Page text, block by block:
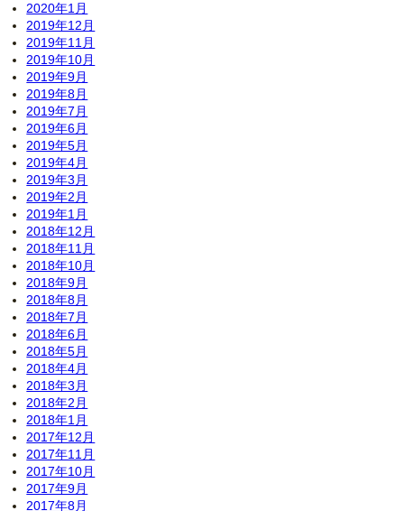
2020年1月
2019年12月
2019年11月
2019年10月
2019年9月
2019年8月
2019年7月
2019年6月
2019年5月
2019年4月
2019年3月
2019年2月
2019年1月
2018年12月
2018年11月
2018年10月
2018年9月
2018年8月
2018年7月
2018年6月
2018年5月
2018年4月
2018年3月
2018年2月
2018年1月
2017年12月
2017年11月
2017年10月
2017年9月
2017年8月